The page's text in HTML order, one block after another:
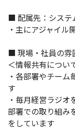
■ 配属先：システ
・主にアジャイル
■ 現場・社員の雰
＜情報共有につい
・各部署やチーム
す
・毎月経営ラジ
部署での取り組み
をしています